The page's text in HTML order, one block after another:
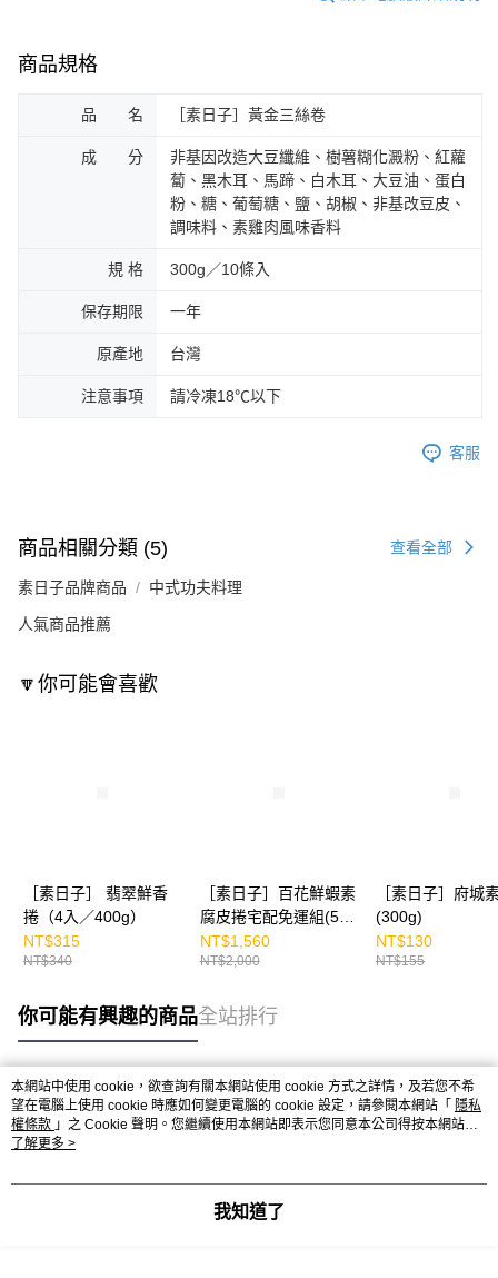
商品規格
品 名 ［素日子］黃金三絲卷
成 分
非基因改造大豆纖維、樹薯糊化澱粉、紅蘿
蔔、黑木耳、馬蹄、白木耳、大豆油、蛋白
粉、糖、葡萄糖、鹽、胡椒、非基改豆皮、
調味料、素雞肉風味香料
規 格 300g／10條入
保存期限 一年
原產地 台灣
注意事項 請冷凍18℃以下
客服
商品相關分類 (5) 查看全部
素日子品牌商品 中式功夫料理
人氣商品推薦
🔽你可能會喜歡
［素日子］ 翡翠鮮香
捲（4入／400g）
NT$315
NT$340
［素日子］百花鮮蝦素
腐皮捲宅配免運組(5
盒)
NT$1,560
NT$2,000
［素日子］府城
(300g)
NT$130
NT$155
你可能有興趣的商品全站排行
熱門標籤
本網站中使用 cookie，欲查詢有關本網站使用 cookie 方式之詳情，及若您不希
望在電腦上使用 cookie 時應如何變更電腦的 cookie 設定，請參閱本網站「 隱私
權條款 」之 Cookie 聲明。您繼續使用本網站即表示您同意本公司得按本網站使
用條款之 Cookie 聲明使用 cookie。
了解更多 >
我知道了